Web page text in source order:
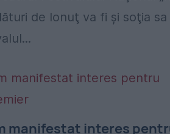
de Ionuţ va fi şi soţia sa
manifestat interes